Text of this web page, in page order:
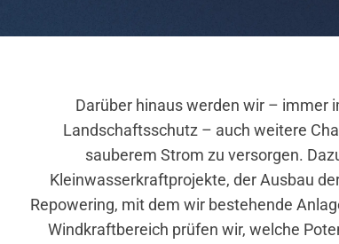
Darüber hinaus werden wir – immer
Landschaftsschutz – auch weitere
sauberem Strom zu versorgen.
Kleinwasserkraftprojekte, der Ausbau
Repowering, mit dem wir bestehende
Windkraftbereich prüfen wir, welche